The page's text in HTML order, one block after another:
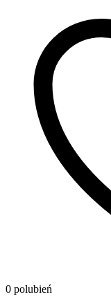
0 polubień